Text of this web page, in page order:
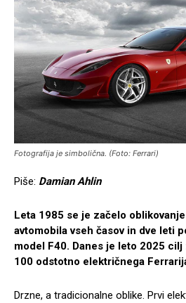
Fotografija je simbolična. (Foto: Ferrari)
Piše: Damian Ahlin
Leta 1985 se je začelo
avtomobila vseh časov in dve leti
model F40. Danes je leto 2025
100 odstotno električnega
Drzne, a tradicionalne oblike. Prvi